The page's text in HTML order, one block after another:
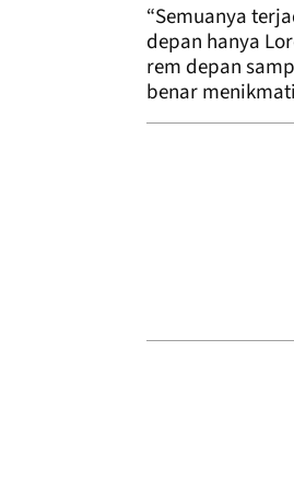
“Semuanya
depan hanya
rem depan
benar